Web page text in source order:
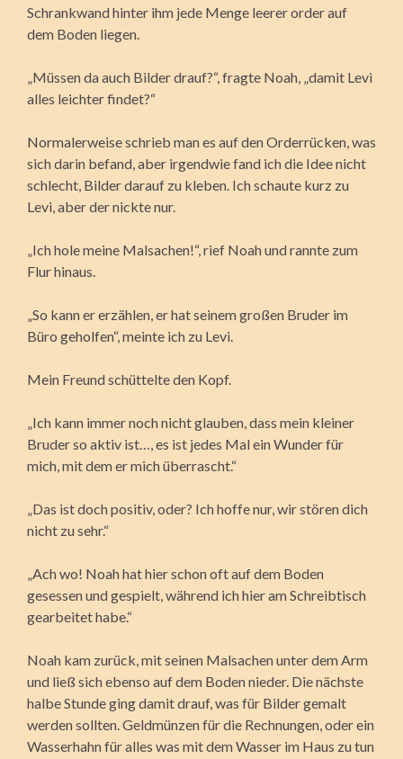
Schrankwand hinter ihm jede Menge leerer order auf
dem Boden liegen.
„Müssen da auch Bilder drauf?“, fragte Noah, „damit Levi
alles leichter findet?“
Normalerweise schrieb man es auf den Orderrücken, was
sich darin befand, aber irgendwie fand ich die Idee nicht
schlecht, Bilder darauf zu kleben. Ich schaute kurz zu
Levi, aber der nickte nur.
„Ich hole meine Malsachen!“, rief Noah und rannte zum
Flur hinaus.
„So kann er erzählen, er hat seinem großen Bruder im
Büro geholfen“, meinte ich zu Levi.
Mein Freund schüttelte den Kopf.
„Ich kann immer noch nicht glauben, dass mein kleiner
Bruder so aktiv ist…, es ist jedes Mal ein Wunder für
mich, mit dem er mich überrascht.“
„Das ist doch positiv, oder? Ich hoffe nur, wir stören dich
nicht zu sehr.“
„Ach wo! Noah hat hier schon oft auf dem Boden
gesessen und gespielt, während ich hier am Schreibtisch
gearbeitet habe.“
Noah kam zurück, mit seinen Malsachen unter dem Arm
und ließ sich ebenso auf dem Boden nieder. Die nächste
halbe Stunde ging damit drauf, was für Bilder gemalt
werden sollten. Geldmünzen für die Rechnungen, oder ein
Wasserhahn für alles was mit dem Wasser im Haus zu tun